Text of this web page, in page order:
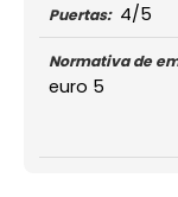
Puertas: 4/5
Normativa de
euro 5